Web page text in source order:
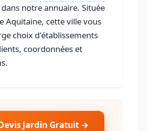
notre annuaire. Située
Aquitaine, cette ville vous
choix d'établissements
coordonnées et
Jardin Gratuit →